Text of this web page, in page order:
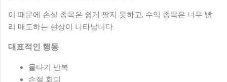
이 때문에 손실 종목은 쉽게 팔지 못하고, 수익 종목은 너무 빨
리 매도하는 현상이 나타납니다.
대표적인 행동
물타기 반복
손절 회피